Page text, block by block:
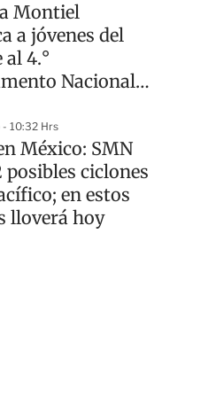
Montiel
a jóvenes del
al 4.°
Nacional
10:32 Hrs
México: SMN
posibles ciclones
en estos
lloverá hoy